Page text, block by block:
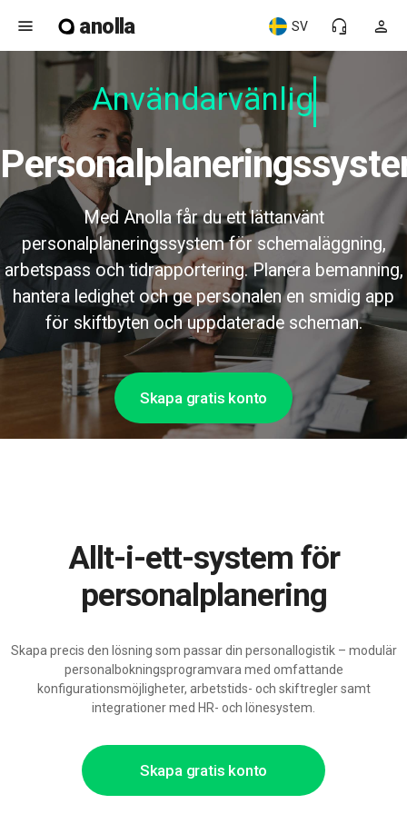
menu anolla person
headset_mic
SV
Användarvänlig
Med Anolla får du ett lättanvänt
personalplaneringssystem för schemaläggning,
arbetspass och tidrapportering. Planera bemanning,
hantera ledighet och ge personalen en smidig app
för skiftbyten och uppdaterade scheman.
Skapa gratis konto
Skapa gratis konto
Allt-i-ett-system för
personalplanering
Skapa precis den lösning som passar din personallogistik – modulär
personalbokningsprogramvara med omfattande
konfigurationsmöjligheter, arbetstids- och skiftregler samt
integrationer med HR- och lönesystem.